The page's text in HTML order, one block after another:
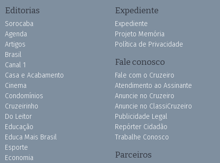
Editorias
Sorocaba
Agenda
Artigos
Brasil
Canal 1
Casa e Acabamento
Cinema
Condomínios
Cruzeirinho
Do Leitor
Educação
Educa Mais Brasil
Esporte
Economia
Expediente
Expediente
Projeto Memória
Política de Privacidade
Fale conosco
Fale com o Cruzeiro
Atendimento ao Assinante
Anuncie no Cruzeiro
Anuncie no ClassiCruzeiro
Publicidade Legal
Repórter Cidadão
Trabalhe Conosco
Parceiros